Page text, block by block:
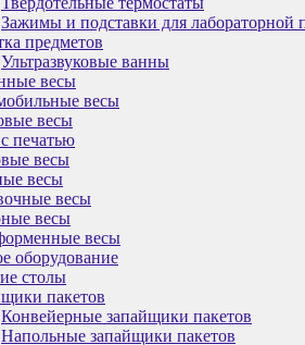
Зажимы и подставки для лабораторной
предметов
Ультразвуковые ванны
весы
весы
весы
печатью
весы
весы
весы
весы
весы
оборудование
столы
пакетов
Конвейерные запайщики пакетов
Напольные запайщики пакетов